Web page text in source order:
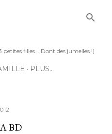
filles... Dont des jumelles !)
PLUS…
BD